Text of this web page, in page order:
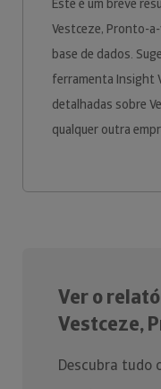
Este é um breve
Vestceze, Pronto-
base de dados.
ferramenta Insight
detalhadas sobre
qualquer outra
Ver o
Vestceze,
Descubra tudo